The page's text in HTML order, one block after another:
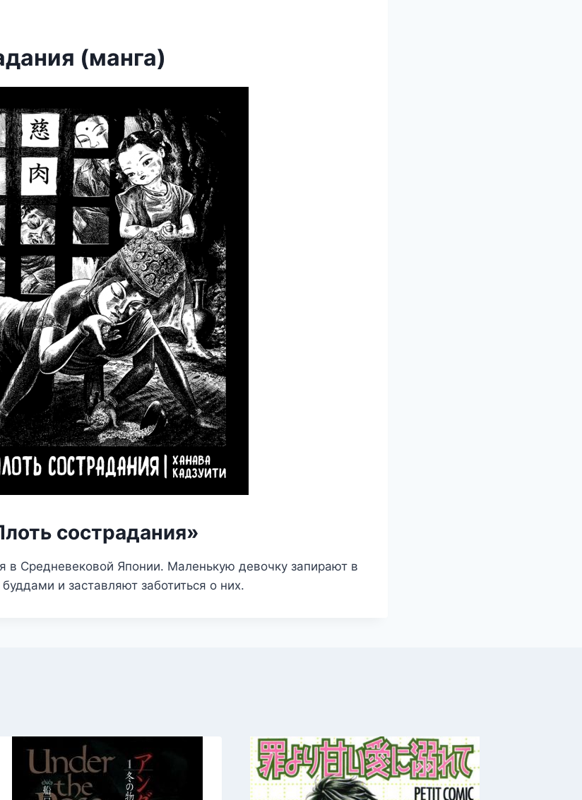
(манга)
сострадания»
в Средневековой Японии. Маленькую девочку запирают в
и заставляют заботиться о них.